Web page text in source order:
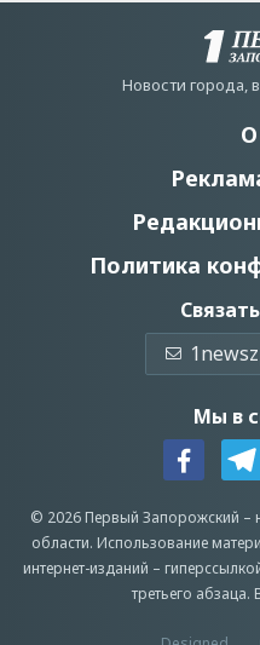
Новости города,
О
Политика
Мы в
© 2026 Первый Запорожский –
области. Использование
интернет-изданий –
третьего абзаца.